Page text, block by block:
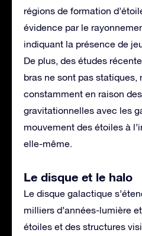
régions de formation
évidence par le
indiquant la présence de
De plus, des études
bras ne sont pas statiques,
constamment en raison
gravitationnelles avec les
mouvement des étoiles à
elle-même.
Le disque et le halo
Le disque galactique
milliers d’années-lumière
étoiles et des structures